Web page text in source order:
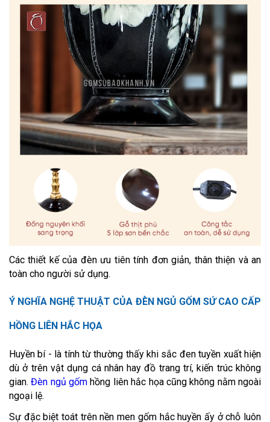
Các thiết kế của đèn ưu tiên tính đơn giản, thân thiện và an
toàn cho người sử dụng.
Ý NGHĨA NGHỆ THUẬT CỦA ĐÈN NGỦ GỐM SỨ CAO CẤP
HỒNG LIÊN HẮC HỌA
Huyền bí - là tính từ thường thấy khi sắc đen tuyền xuất hiện
dù ở trên vật dụng cá nhân hay đồ trang trí, kiến trúc không
gian.Đèn ngủ gốm hồng liên hắc họa cũng không nằmngoài
ngoại lệ.
Sự đặc biệt toát trên nền men gốm hắc huyền ấy ở chỗ luôn